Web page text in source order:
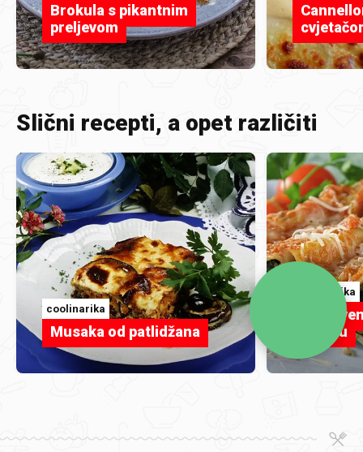
Brokula s pikantnim
preljevom
Slični recepti, a opet različiti
coolinarika
Musaka od patlidžana
coolinarika
umaku